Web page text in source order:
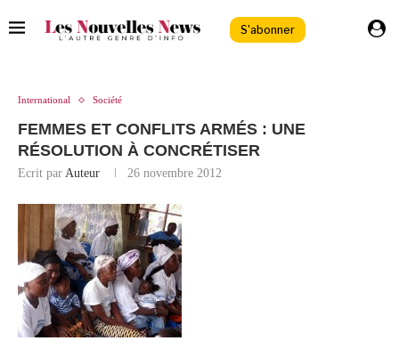
S'abonner
International Société
FEMMES ET CONFLITS ARMÉS : UNE
RÉSOLUTION À CONCRÉTISER
Ecrit par Auteur 26 novembre 2012